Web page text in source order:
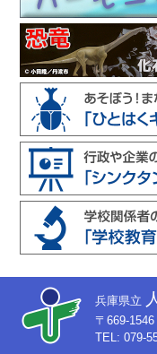
兵庫県立
〒669-
TEL: 079-